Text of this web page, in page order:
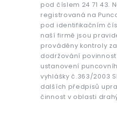
pod číslem 24 71 43.
registrovaná na
pod identifikačním
naší firmě jsou
prováděny kontroly
dodržování
ustanovení
vyhlášky č.363/2003
dalších předpisů
činnost v oblasti